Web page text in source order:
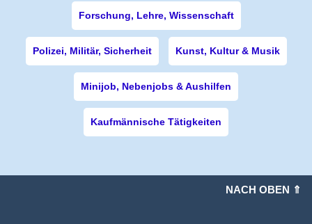
Forschung, Lehre, Wissenschaft
Polizei, Militär, Sicherheit Kunst, Kultur & Musik
Minijob, Nebenjobs & Aushilfen
Kaufmännische Tätigkeiten
NACH OBEN ⇑